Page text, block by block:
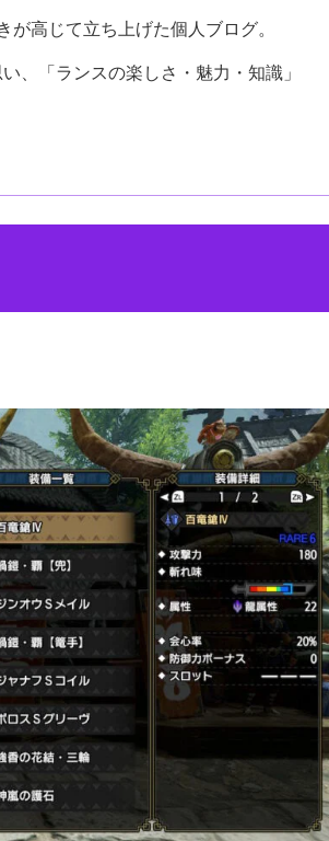
、「ランスの楽しさ・魅力・知識」